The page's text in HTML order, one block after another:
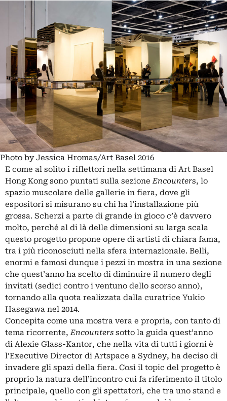
Photo by Jessica Hromas/Art Basel 2016
E come al solito i riflettori nella settimana di Art Basel
Hong Kong sono puntati sulla sezioneEncounters, lo
spazio muscolare delle gallerie in fiera, dove gli
espositori si misurano su chi ha l’installazione più
grossa. Scherzi a parte di grande in gioco c’è davvero
molto, perché al di là delle dimensioni su larga scala
questo progetto propone opere di artisti di chiara fama,
tra i più riconosciuti nella sfera internazionale. Belli,
enormi e famosi dunque i pezzi in mostra in una sezione
che quest’anno ha scelto di diminuire il numero degli
invitati (sedici contro i ventuno dello scorso anno),
tornando alla quota realizzata dalla curatrice Yukio
Hasegawa nel 2014.
Concepita come una mostra vera e propria, con tanto di
tema ricorrente,Encounters sotto la guida quest’anno
di Alexie Glass-Kantor, che nella vita di tutti i giorni è
l’Executive Director di Artspace a Sydney, ha deciso di
invadere gli spazi della fiera. Così il topic del progetto è
proprio la natura dell’incontro cui fa riferimento il titolo
principale, quello con gli spettatori, che tra uno stand e